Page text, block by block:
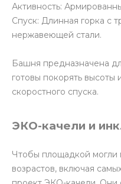
Активность:
Спуск: Длинная горка с
нержавеющей стали.
Башня предназначена
готовы покорять высоты
скоростного спуска.
ЭКО-качели и
Чтобы площадкой могли
возрастов, включая